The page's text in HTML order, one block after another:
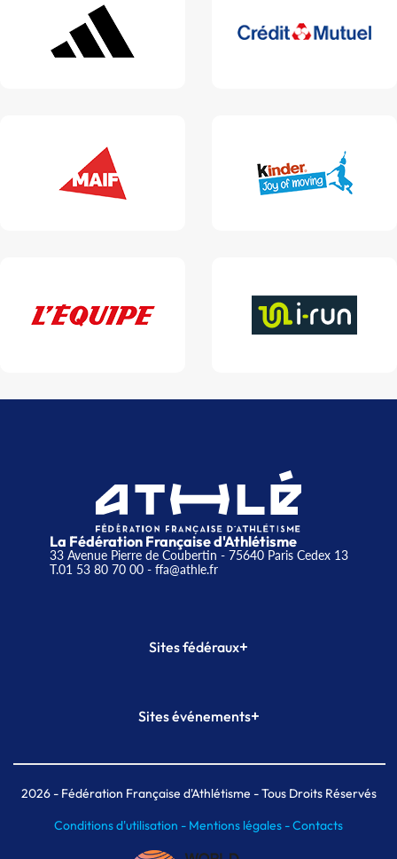
La Fédération Française d'Athlétisme
33 Avenue Pierre de Coubertin - 75640 Paris Cedex 13
T.01 53 80 70 00- ffa@athle.fr
Sites fédéraux+
Plateforme Formation
Sites événements+
Meeting de Paris indoor
MAIF Ekiden de Paris
2026- Fédération Française d'Athlétisme - Tous Droits Réservés
Conditions d'utilisation - Mentions légales -Contacts